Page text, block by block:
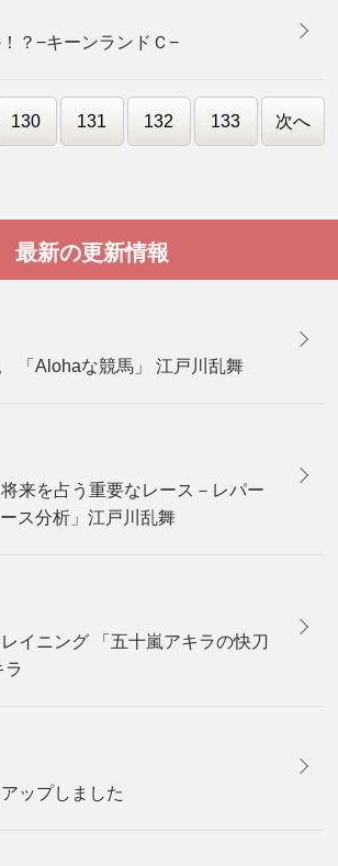
？−キーンランドＣ−
130 131 132 133 次へ
最新の更新情報
「Alohaな競馬」 江戸川乱舞
来を占う重要なレース－レパー
ス分析」江戸川乱舞
レイニング 「五十嵐アキラの快刀
ラ
ップしました